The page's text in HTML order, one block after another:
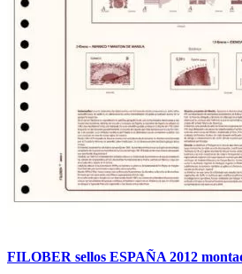
FILOBER sellos ESPAÑA 2012